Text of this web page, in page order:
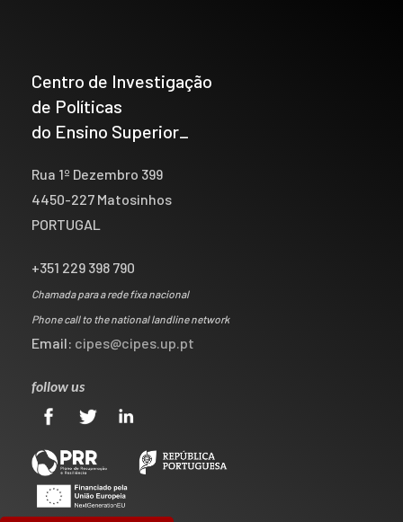
Centro de Investigação
de Políticas
do Ensino Superior_
Rua 1º Dezembro 399
4450-227 Matosinhos
PORTUGAL
+351 229 398 790
Chamada para a rede fixa nacional
Phone call to the national landline network
Email: cipes@cipes.up.pt
follow us